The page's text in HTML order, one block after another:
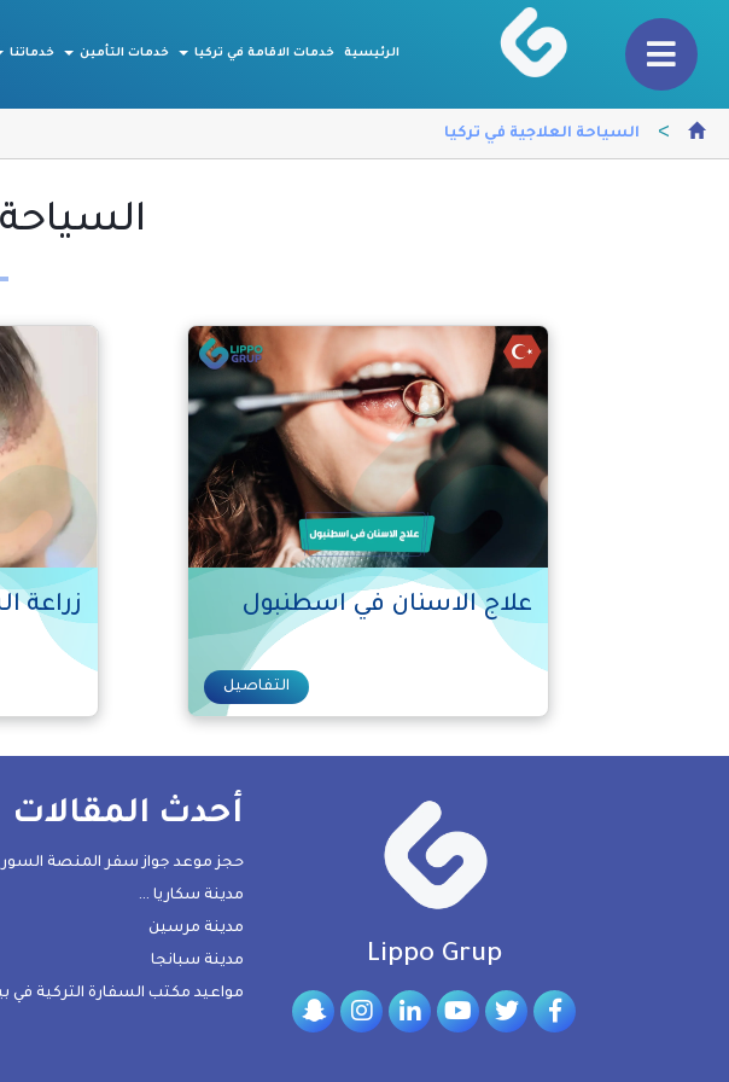
الرئيسية خدمات الاقامة في تركيا خدمات التأمين خدماتنا
> السياحة العلاجية في تركيا
علاج الاسنان في اسطنبول
التفاصيل
زراعة
Lippo Grup
أحدث المقالات
حجز موعد جواز سفر المنصة
مدينة سكاريا …
مدينة مرسين
مدينة سبانجا
مواعيد مكتب السفارة التركية في